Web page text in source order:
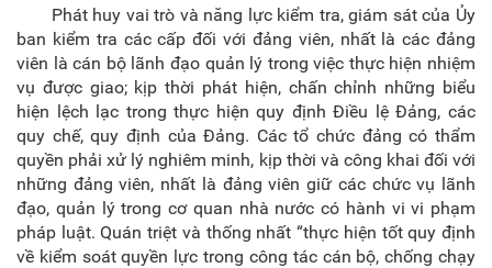
Phát huy vai trò và năng lực kiểm tra, giám sát của Ủy
ban kiểm tra các cấp đối với đảng viên, nhất là các đảng
viên là cán bộ lãnh đạo quản lý trong việc thực hiện nhiệm
vụ được giao; kịp thời phát hiện, chấn chỉnh những biểu
hiện lệch lạc trong thực hiện quy định Điều lệ Đảng, các
quy chế, quy định của Đảng. Các tổ chức đảng có thẩm
quyền phải xử lý nghiêm minh, kịp thời và công khai đối với
những đảng viên, nhất là đảng viên giữ các chức vụ lãnh
đạo, quản lý trong cơ quan nhà nước có hành vi vi phạm
pháp luật. Quán triệt và thống nhất “thực hiện tốt quy định
về kiểm soát quyền lực trong công tác cán bộ, chống chạy